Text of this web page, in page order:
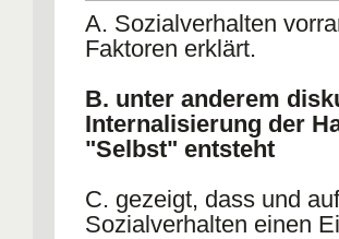
A. Sozialverhalten
Faktoren erklärt.
B. unter anderem
Internalisierung der
"Selbst" entsteht
C. gezeigt, dass und
Sozialverhalten einen